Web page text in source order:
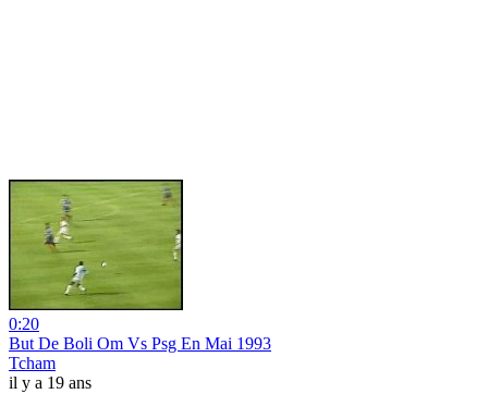
0:20
But De Boli Om Vs Psg En Mai 1993
Tcham
il y a 19 ans